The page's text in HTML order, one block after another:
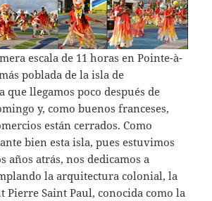
escala de 11 horas en Pointe-à-
poblada de la isla de
que llegamos poco después de
y, como buenos franceses,
están cerrados. Como
bien esta isla, pues estuvimos
años atrás, nos dedicamos a
la arquitectura colonial, la
Pierre Saint Paul, conocida como la